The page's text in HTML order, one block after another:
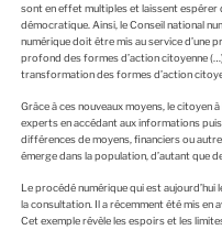
sont en effet multiples et laissent
démocratique. Ainsi, le Conseil national
numérique doit être mis au service d’une
profond des formes d’action citoyenne
transformation des formes d’action
Grâce à ces nouveaux moyens, le citoyen
experts en accédant aux informations
différences de moyens, financiers ou
émerge dans la population, d’autant que
Le procédé numérique qui est
la consultation. Il a récemment été mis en
Cet exemple révèle les espoirs et les